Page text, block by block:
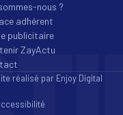
nous ?
adhérent
publicitaire
ZayActu
réalisé par Enjoy Digital